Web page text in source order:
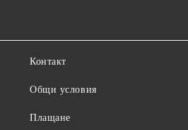
Контакт
Общи условия
Плащане